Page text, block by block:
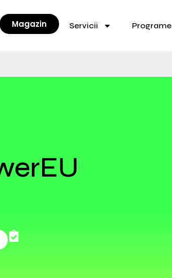
Magazin Servicii Programe